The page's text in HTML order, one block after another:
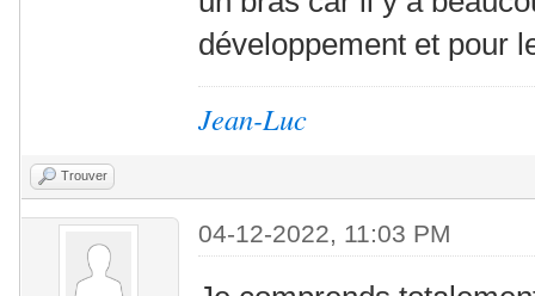
développement et pour
Jean-Luc
Trouver
04-12-2022, 11:03 PM